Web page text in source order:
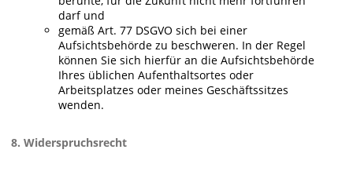
darf und
gemäß Art. 77 DSGVO sich bei einer
Aufsichtsbehörde zu beschweren. In der Regel
können Sie sich hierfür an die Aufsichtsbehörde
Ihres üblichen Aufenthaltsortes oder
Arbeitsplatzes oder meines Geschäftssitzes
wenden.
8. Widerspruchsrecht